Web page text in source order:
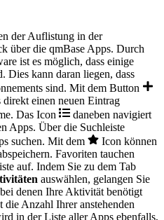
der Auflistung in der
über die qmBase Apps. Durch
ist es möglich, dass einige
Dies kann daran liegen, dass
sind. Mit dem Button
einen neuen Eintrag
Das Icon
daneben navigiert
Apps. Über die Suchleiste
suchen. Mit dem
Icon können
Favoriten tauchen
auf. Indem Sie zu dem Tab
auswählen, gelangen Sie
denen Ihre Aktivität benötigt
Anzahl Ihrer anstehenden
in der Liste aller Apps ebenfalls,